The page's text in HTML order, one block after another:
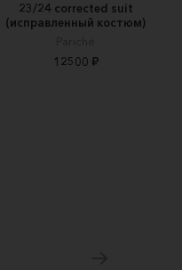
23/24 corrected suit
(исправленный костюм)
Pariché
12500 ₽